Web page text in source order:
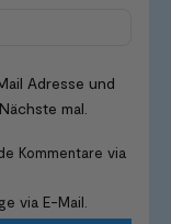
Adresse und
mal.
Kommentare via
via E-Mail.